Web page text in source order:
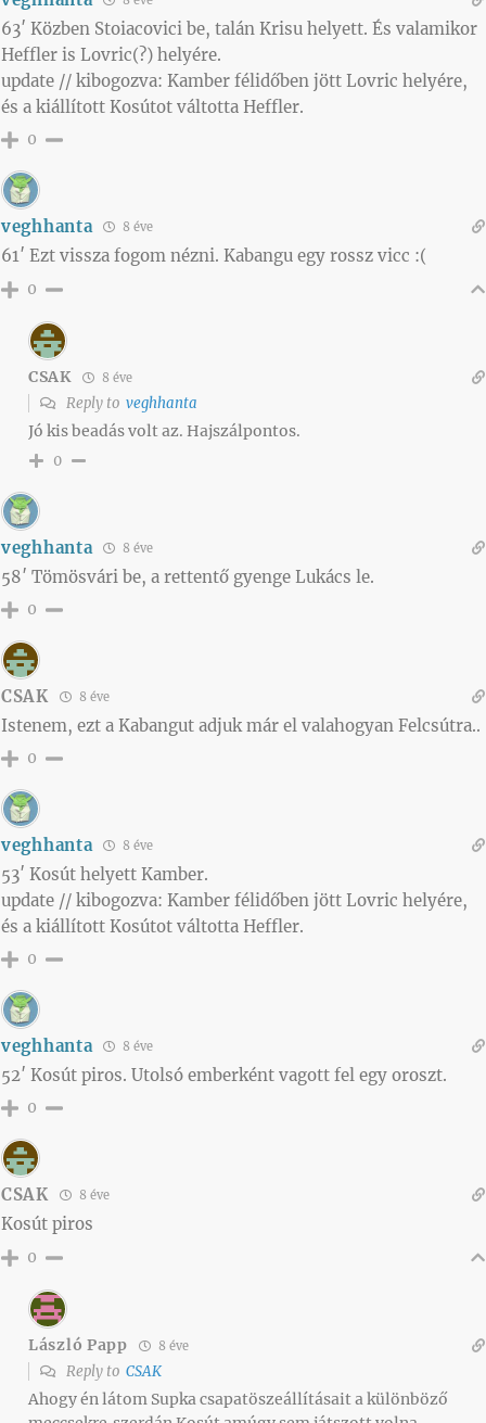
63′ Közben Stoiacovici be, talán Krisu helyett. És valamikor
Heffler is Lovric(?) helyére.
update // kibogozva: Kamber félidőben jött Lovric helyére,
és a kiállított Kosútot váltotta Heffler.
0
veghhanta 8 éve
61′ Ezt vissza fogom nézni. Kabangu egy rossz vicc :(
0
CSAK 8 éve
Reply to veghhanta
Jó kis beadás volt az. Hajszálpontos.
0
veghhanta 8 éve
58′ Tömösvári be, a rettentő gyenge Lukács le.
0
CSAK 8 éve
Istenem, ezt a Kabangut adjuk már el valahogyan Felcsútra..
0
veghhanta 8 éve
53′ Kosút helyett Kamber.
update // kibogozva: Kamber félidőben jött Lovric helyére,
és a kiállított Kosútot váltotta Heffler.
0
veghhanta 8 éve
52′ Kosút piros. Utolsó emberként vagott fel egy oroszt.
0
CSAK 8 éve
Kosút piros
0
László Papp 8 éve
Reply to CSAK
Ahogy én látom Supka csapatöszeállításait a különböző